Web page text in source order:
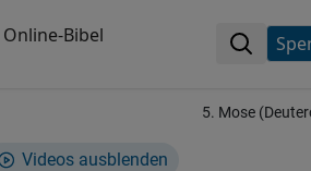
Bibel
5. Mose
Videos ausblenden